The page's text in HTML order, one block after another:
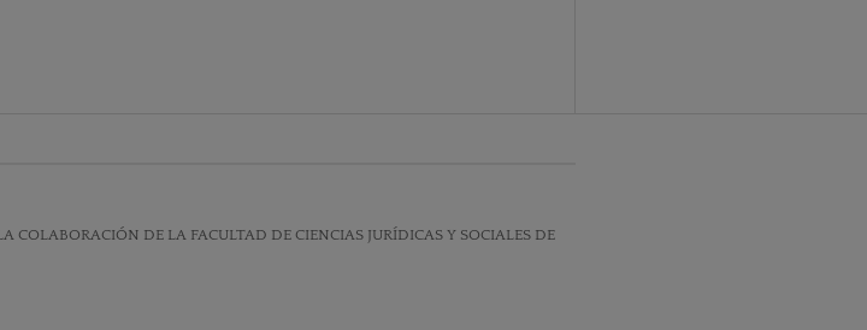
COLABORACIÓN DE LA FACULTAD DE CIENCIAS JURÍDICAS Y SOCIALES DE